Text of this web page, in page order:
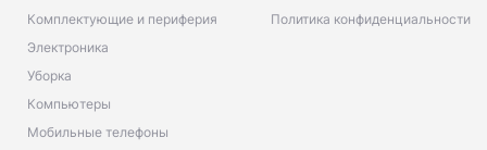
Комплектующие и периферия
Электроника
Уборка
Компьютеры
Мобильные телефоны
Политика конфиденциальности